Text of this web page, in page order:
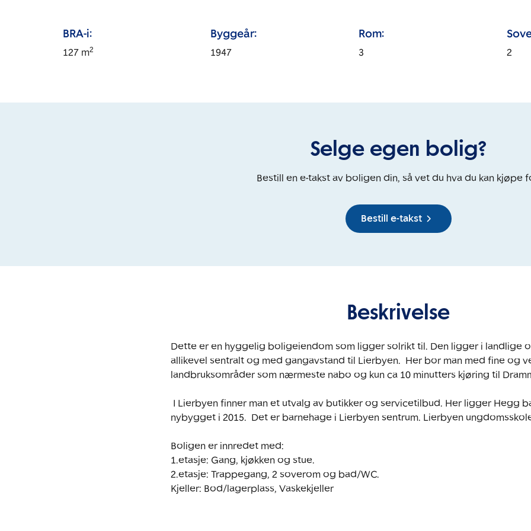
BRA-i:
127m2
Byggeår:
1947
Rom:
3 2
Selge egen bolig?
Bestill en e-takst av boligen din, så vet du hva du kan kjøpe
Bestill e-takst
Beskrivelse
Dette er en hyggelig boligeiendom som ligger solrikt til. Den ligger i landlige
allikevel sentralt og med gangavstand til Lierbyen.  Her bor man med fine og
landbruksområder som nærmeste nabo og kun ca 10 minutters kjøring til
nybygget i 2015.  Det er barnehage i Lierbyen sentrum. Lierbyen
Boligen er innredet med:
1.etasje: Gang, kjøkken og stue.
2.etasje: Trappegang, 2 soverom og bad/WC.